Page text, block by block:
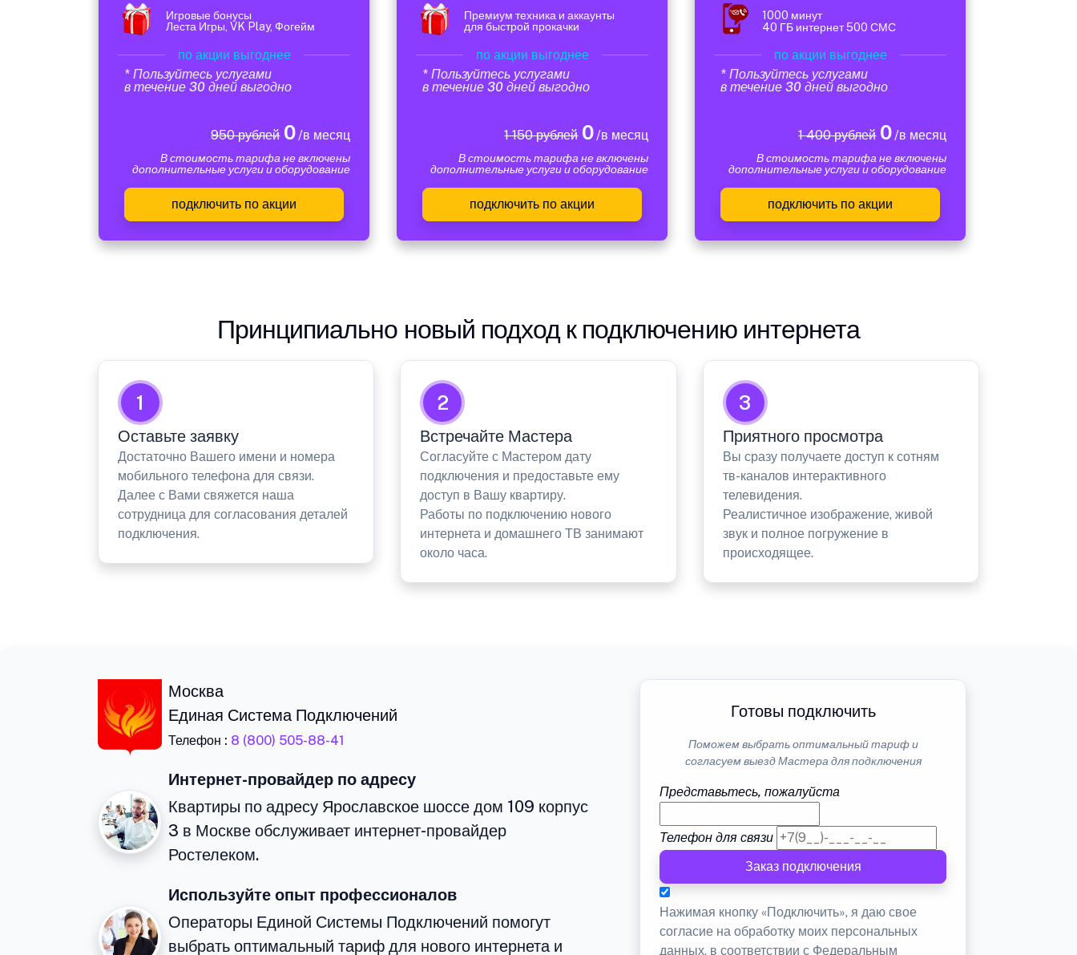
Игровые бонусы
Леста Игры, VK Play, Фогейм
по акции выгоднее
* Пользуйтесь услугами
в течение 30 дней выгодно
950 рублей0/в месяц
В стоимость тарифа не включены
дополнительные услуги и оборудование
подключить по акции
Премиум техника и аккаунты
для быстрой прокачки
по акции выгоднее
* Пользуйтесь услугами
в течение 30 дней выгодно
1 150 рублей0/в месяц
В стоимость тарифа не включены
дополнительные услуги и оборудование
подключить по акции
1000 минут
40 ГБ интернет 500 СМС
по акции выгоднее
* Пользуйтесь услугами
в течение 30 дней выгодно
1 400 рублей0/в месяц
В стоимость тарифа не включены
дополнительные услуги и оборудование
подключить по акции
Принципиально новый подход к подключению интернета
1
Оставьте заявку
Достаточно Вашего имени и номера
мобильного телефона для связи.
Далее с Вами свяжется наша
сотрудница для согласования деталей
подключения.
2
Встречайте Мастера
Согласуйте с Мастером дату
подключения и предоставьте ему
доступ в Вашу квартиру.
Работы по подключению нового
интернета и домашнего ТВ занимают
около часа.
3
Приятного просмотра
Вы сразу получаете доступ к сотням
тв-каналов интерактивного
телевидения.
Реалистичное изображение, живой
звук и полное погружение в
происходящее.
Москва
Единая Система Подключений
Телефон : 8 (800) 505-88-41
Интернет-провайдер по адресу
Квартиры по адресу Ярославское шоссе дом 109 корпус
3 в Москве обслуживает интернет-провайдер
Ростелеком.
Используйте опыт профессионалов
Операторы Единой Системы Подключений помогут
выбрать оптимальный тариф для нового интернета и
Готовы подключить
Поможем выбрать оптимальный тариф и
согласуем выезд Мастера для подключения
Представьтесь, пожалуйста
Телефон для связи
Заказ подключения
Нажимая кнопку «Подключить», я даю свое
согласие на обработку моих персональных
данных, в соответствии с Федеральным